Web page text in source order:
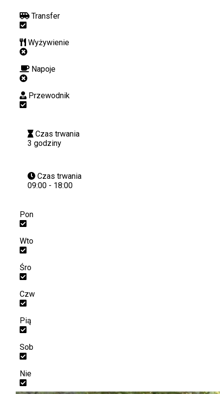
Transfer
Wyżywienie
Napoje
Przewodnik
Czas trwania
3 godziny
Czas trwania
09:00 - 18:00
Pon
Wto
Śro
Czw
Pią
Sob
Nie